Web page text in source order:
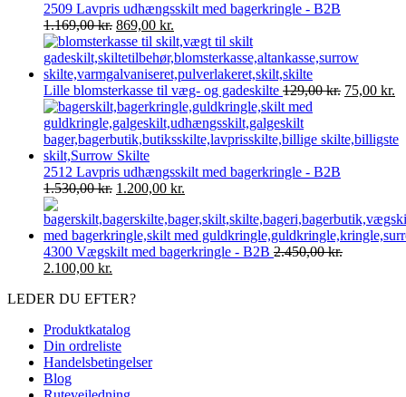
2509 Lavpris udhængsskilt med bagerkringle - B2B
1.169,00kr. Den
oprindelige
pris
var:
1.169,00 kr..
869,00 kr.
aktuelle
pris
er:
869,00 kr..
Lille blomsterkasse til væg- og gadeskilte 129,00kr. Den
var:
75,00 kr.
2512 Lavpris udhængsskilt med bagerkringle - B2B
1.530,00kr. Den
pris
var:
1.530,00 kr..
1.200,00 kr.
pris
er:
1.200,00 kr..
4300 Vægskilt med bagerkringle - B2B 2.450,00kr.
Den
pris
2.450,00 kr..
2.100,00 kr.
pris
2.100,00 kr..
LEDER DU EFTER?
Produktkatalog
Din ordreliste
Handelsbetingelser
Blog